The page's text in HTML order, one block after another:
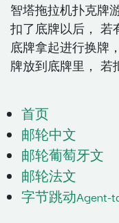
智塔拖拉机扑克牌
扣了底牌以后， 若
底牌拿起进行换牌
牌放到底牌里， 若
首页
邮轮中文
邮轮葡萄牙文
邮轮法文
字节跳动Agent-